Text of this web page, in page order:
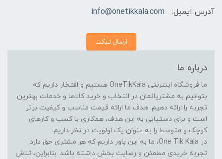
آدرس ایمیل:
info@onetikkala.com
ارسال تیکت
درباره ما
ما فروشگاه اینترنتی OneTikKala هستیم و افتخار داریم که
بتوانیم به مشتریانمان در انتخاب و خرید کالاها و خدمات بهترین
تجربه را ارائه دهیم. هدف ما ارائه قیمت مناسب و کیفیت برتر
است و برای دستیابی به این هدف، همکاری با کسب و کارهای
کوچک و متوسط را به عنوان یک اولویت در نظر داریم.
در One Tik Kala، ما به این باور داریم که هر مشتری حق دارد
تجربه خریدی مطمئن و رضایت بخش داشته باشد. بنابراین، تلاش